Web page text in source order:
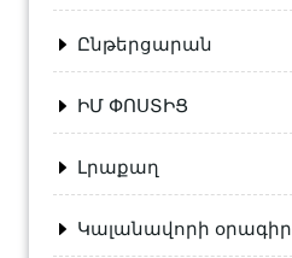
Ընթերցարան
ԻՄ ՓՈՍՏԻՑ
Լրաքաղ
Կալանավորի օրագիր